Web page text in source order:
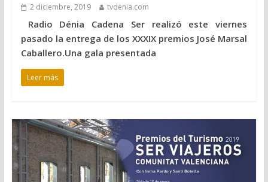
2 diciembre, 2019 tvdenia.com
Radio Dénia Cadena Ser realizó este viernes
pasado la entrega de los XXXIX premios José Marsal
Caballero.Una gala presentada
Leer más